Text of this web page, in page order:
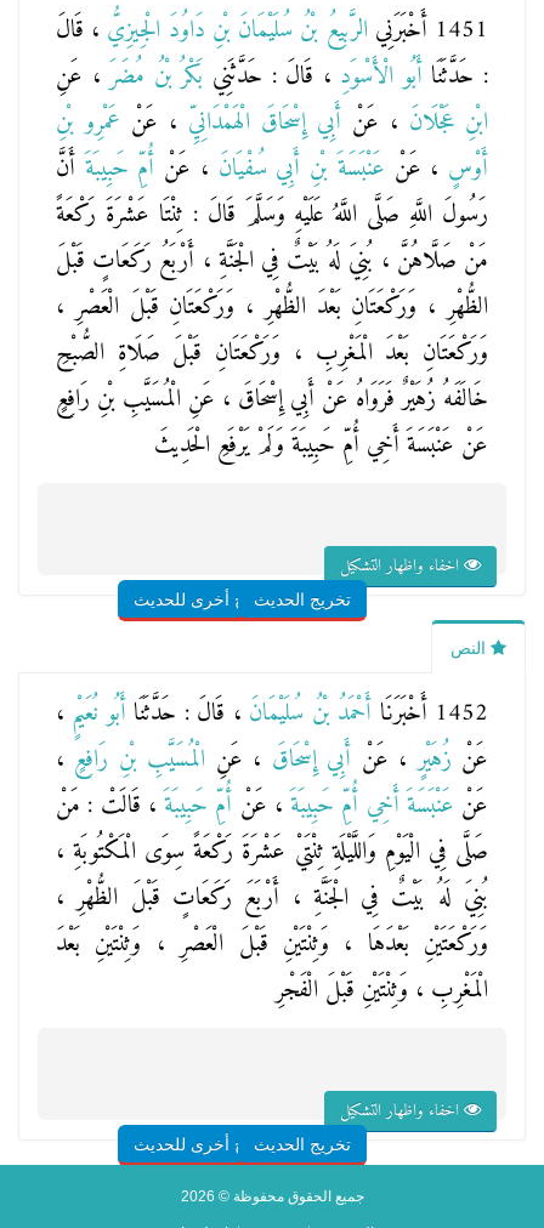
1451 أَخْبَرَنِي الرَّبِيعُ بْنُ سُلَيْمَانَ بْنِ دَاوُدَ الْجِيزِيُّ ، قَالَ
: حَدَّثَنَا أَبُو الْأَسْوَدِ ، قَالَ : حَدَّثَنِي بَكْرُ بْنُ مُضَرَ ، عَنِ
ابْنِ عَجْلَانَ ، عَنْ أَبِي إِسْحَاقَ الْهَمْدَانِيِّ ، عَنْ عَمْرِو بْنِ
أَوْسٍ ، عَنْ عَنْبَسَةَ بْنِ أَبِي سُفْيَانَ ، عَنْ أُمِّ حَبِيبَةَ أَنَّ
رَسُولَ اللَّهِ صَلَّى اللَّهُ عَلَيْهِ وَسَلَّمَ قَالَ : ثِنْتَا عَشْرَةَ رَكْعَةً
مَنْ صَلَّاهُنَّ ، بُنِيَ لَهُ بَيْتٌ فِي الْجَنَّةِ ، أَرْبَعُ رَكَعَاتٍ قَبْلَ
الظُّهْرِ ، وَرَكْعَتَانِ بَعْدَ الظُّهْرِ ، وَرَكْعَتَانِ قَبْلَ الْعَصْرِ ،
وَرَكْعَتَانِ بَعْدَ الْمَغْرِبِ ، وَرَكْعَتَانِ قَبْلَ صَلَاةِ الصُّبْحِ
خَالَفَهُ زُهَيْرٌ فَرَوَاهُ عَنْ أَبِي إِسْحَاقَ ، عَنِ الْمُسَيَّبِ بْنِ رَافِعٍ
عَنْ عَنْبَسَةَ أَخِي أُمِّ حَبِيبَةَ وَلَمْ يَرْفَعِ الْحَدِيثَ
اخفاء واظهار التشكيل
تخريج الحديثشروح أخرى للحديث
النص
1452 أَخْبَرَنَا أَحْمَدُ بْنُ سُلَيْمَانَ ، قَالَ : حَدَّثَنَا أَبُو نُعَيْمٍ ،
عَنْ زُهَيْرٍ ، عَنْ أَبِي إِسْحَاقَ ، عَنِ الْمُسَيَّبِ بْنِ رَافِعٍ ،
عَنْ عَنْبَسَةَ أَخِي أُمِّ حَبِيبَةَ ، عَنْ أُمِّ حَبِيبَةَ ، قَالَتْ : مَنْ
صَلَّى فِي الْيَوْمِ وَاللَّيْلَةِ ثِنْتَيْ عَشْرَةَ رَكْعَةً سِوَى الْمَكْتُوبَةِ ،
بُنِيَ لَهُ بَيْتٌ فِي الْجَنَّةِ ، أَرْبَعَ رَكَعَاتٍ قَبْلَ الظُّهْرِ ،
وَرَكْعَتَيْنِ بَعْدَهَا ، وَثِنْتَيْنِ قَبْلَ الْعَصْرِ ، وَثِنْتَيْنِ بَعْدَ
الْمَغْرِبِ ، وَثِنْتَيْنِ قَبْلَ الْفَجْرِ
اخفاء واظهار التشكيل
تخريج الحديثشروح أخرى للحديث
جميع الحقوق محفوظة © 2026